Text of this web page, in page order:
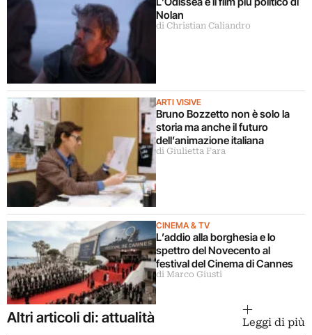
Nolan
di Christian Caliandro
ARTI VISIVE
Bruno Bozzetto non è solo la
storia ma anche il futuro
dell’animazione italiana
di Giulietta Fara
CINEMA & TV
L’addio alla borghesia e lo
spettro del Novecento al
festival del Cinema di Cannes
di Marco Giusti
Altri articoli di: attualità Leggi di più